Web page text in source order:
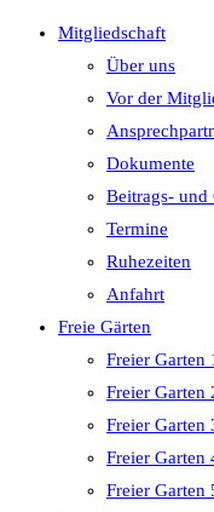
Mitgliedschaft
Über uns
Vor der
Dokumente
Beitrags- und
Termine
Ruhezeiten
Anfahrt
Freie Gärten
Freier Garten
Freier Garten
Freier Garten
Freier Garten
Freier Garten